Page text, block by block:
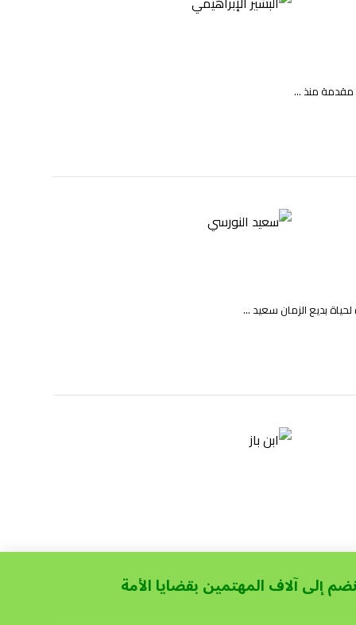
مقدمة منذ ...
بديع الزمان سعيد ...
إلى آلاف المهتمين بقضايا الأمة